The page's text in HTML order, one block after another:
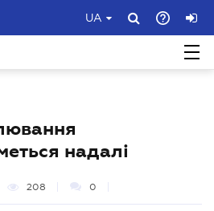
UA
надалі
208 0